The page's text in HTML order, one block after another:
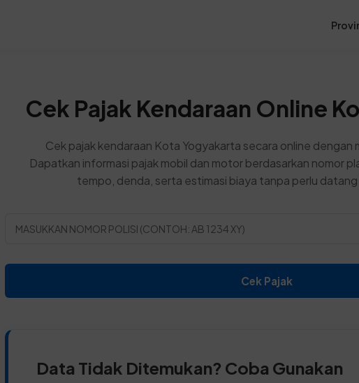
Cek Pajak Kendaraan Online
Cek pajak kendaraan Kota Yogyakarta secara online dengan
Dapatkan informasi pajak mobil dan motor berdasarkan nomor
tempo, denda, serta estimasi biaya tanpa perlu datang
Cek Pajak
Data Tidak Ditemukan? Coba Gunakan